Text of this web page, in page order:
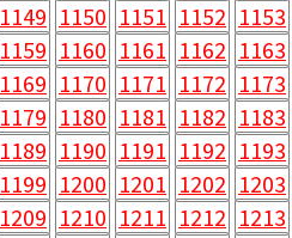
1149 1150 1151 1152 1153
1159 1160 1161 1162 1163
1169 1170 1171 1172 1173
1179 1180 1181 1182 1183
1189 1190 1191 1192 1193
1199 1200 1201 1202 1203
1209 1210 1211 1212 1213